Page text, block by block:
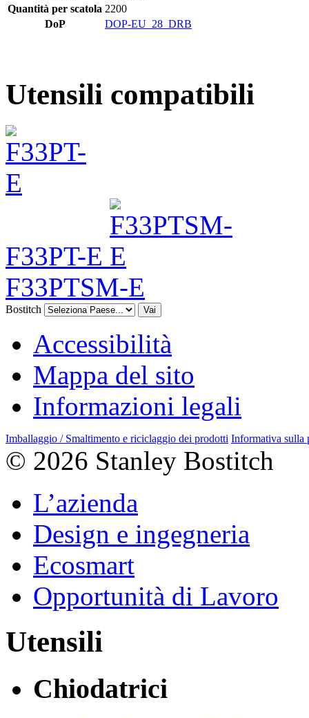
Quantità per scatola 2200
DoP
DOP-EU_28_DRB
Utensili compatibili
F33PT-E
F33PTSM-E
Bostitch Vai
Accessibilità
Mappa del sito
Informazioni legali
Imballaggio / Smaltimento e riciclaggio dei prodotti Informativa sulla
© 2026 Stanley Bostitch
L’azienda
Design e ingegneria
Ecosmart
Opportunità di Lavoro
Utensili
Chiodatrici